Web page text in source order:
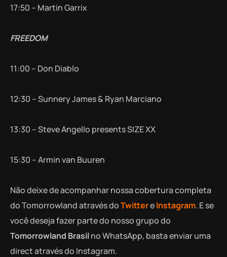
17:50 – Martin Garrix
FREEDOM
11:00 – Don Diablo
12:30 – Sunnery James & Ryan Marciano
13:30 – Steve Angello presents SIZE XX
15:30 – Armin van Buuren
Não deixe de acompanhar nossa cobertura completa
do Tomorrowland através doTwittereInstagram. E se
você deseja fazer parte do nosso grupo do
Tomorrowland Brasilno WhatsApp, basta enviar uma
direct através do Instagram.